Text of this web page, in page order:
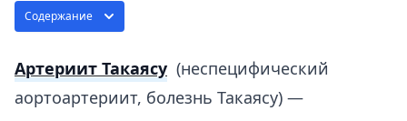
Содержание
Артериит Такаясу (неспецифический
аортоартериит, болезнь Такаясу) —